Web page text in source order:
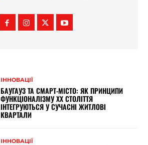
ІННОВАЦІЇ
БАУГАУЗ ТА СМАРТ-МІСТО: ЯК ПРИНЦИПИ
ФУНКЦІОНАЛІЗМУ XX СТОЛІТТЯ
ІНТЕГРУЮТЬСЯ У СУЧАСНІ ЖИТЛОВІ
КВАРТАЛИ
ІННОВАЦІЇ